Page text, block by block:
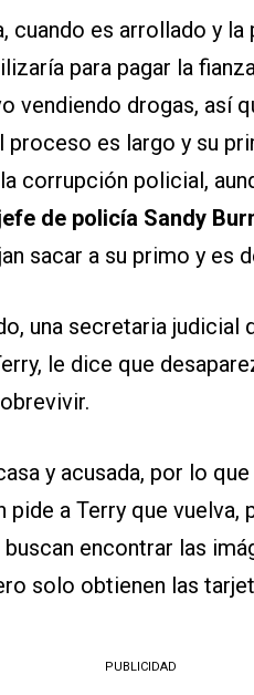
cuando es arrollado y
para pagar la
vendiendo drogas, así
es largo y su
corrupción policial,
de policía Sandy
sacar a su primo y es
una secretaria judicial
le dice que
y acusada, por lo
pide a Terry que
encontrar las
solo obtienen las
PUBLICIDAD